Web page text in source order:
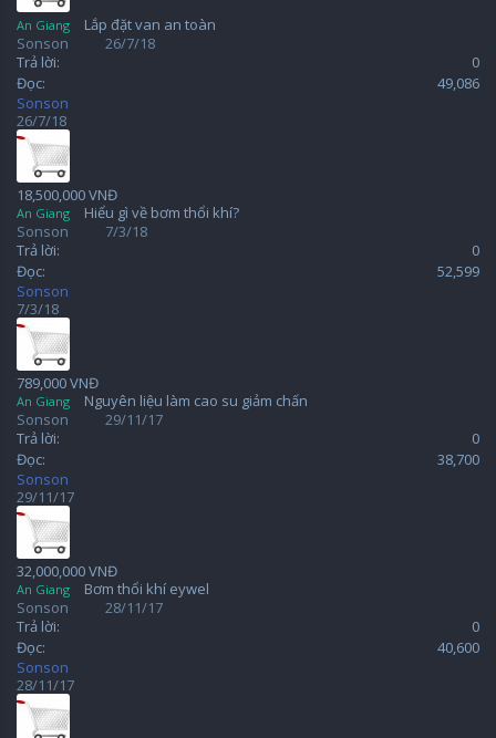
An Giang
Lắp đặt van an toàn
Sonson
26/7/18
Trả lời:
0
Đọc:
49,086
Sonson
26/7/18
18,500,000 VNĐ
An Giang
Hiểu gì về bơm thổi khí?
Sonson
7/3/18
Trả lời:
0
Đọc:
52,599
Sonson
7/3/18
789,000 VNĐ
An Giang
Nguyên liệu làm cao su giảm chấn
Sonson
29/11/17
Trả lời:
0
Đọc:
38,700
Sonson
29/11/17
32,000,000 VNĐ
An Giang
Bơm thổi khí eywel
Sonson
28/11/17
Trả lời:
0
Đọc:
40,600
Sonson
28/11/17